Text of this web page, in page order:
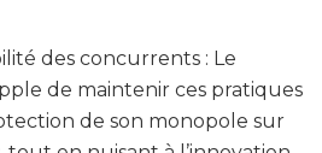
des concurrents : Le
de maintenir ces pratiques
de son monopole sur